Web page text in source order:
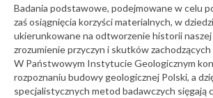
Badania podstawowe, podejmowane w celu
zaś osiągnięcia korzyści materialnych, w
ukierunkowane na odtworzenie historii
zrozumienie przyczyn i skutków
W Państwowym Instytucie Geologicznym
rozpoznaniu budowy geologicznej Polski, a
specjalistycznych metod badawczych sięgają